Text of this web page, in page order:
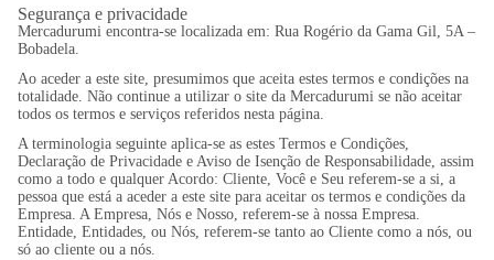
o
c
o
n
t
e
d
o
Segurança e privacidade
Mercadurumi encontra-se localizada em: Rua Rogério da Gama Gil, 5A –
Bobadela.
Ao aceder a este site, presumimos que aceita estes termos e condições na
totalidade. Não continue a utilizar o site da Mercadurumi se não aceitar
todos os termos e serviços referidos nesta página.
A terminologia seguinte aplica-se as estes Termos e Condições,
Declaração de Privacidade e Aviso de Isenção de Responsabilidade, assim
como a todo e qualquer Acordo: Cliente, Você e Seu referem-se a si, a
pessoa que está a aceder a este site para aceitar os termos e condições da
Empresa. A Empresa, Nós e Nosso, referem-se à nossa Empresa.
Entidade, Entidades, ou Nós, referem-se tanto ao Cliente como a nós, ou
só ao cliente ou a nós.